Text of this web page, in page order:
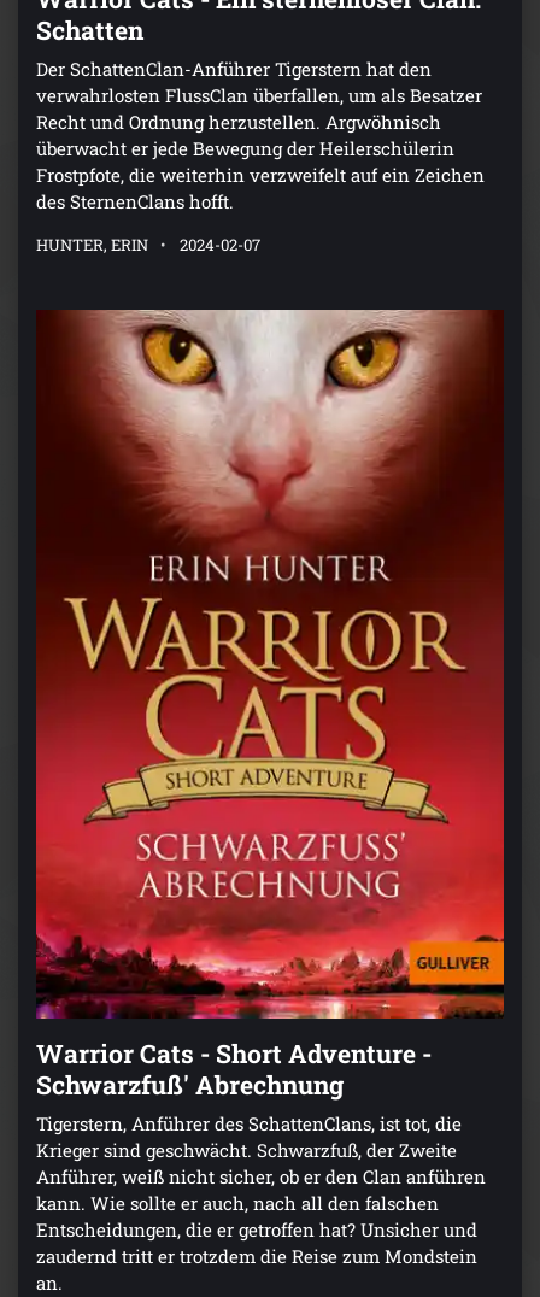
Schatten
Der SchattenClan-Anführer Tigerstern hat den
verwahrlosten FlussClan überfallen, um als Besatzer
Recht und Ordnung herzustellen. Argwöhnisch
überwacht er jede Bewegung der Heilerschülerin
Frostpfote, die weiterhin verzweifelt auf ein Zeichen
des SternenClans hofft.
HUNTER, ERIN 2024-02-07
Warrior Cats - Short Adventure -
Schwarzfuß' Abrechnung
Tigerstern, Anführer des SchattenClans, ist tot, die
Krieger sind geschwächt. Schwarzfuß, der Zweite
Anführer, weiß nicht sicher, ob er den Clan anführen
kann. Wie sollte er auch, nach all den falschen
Entscheidungen, die er getroffen hat? Unsicher und
zaudernd tritt er trotzdem die Reise zum Mondstein
an.